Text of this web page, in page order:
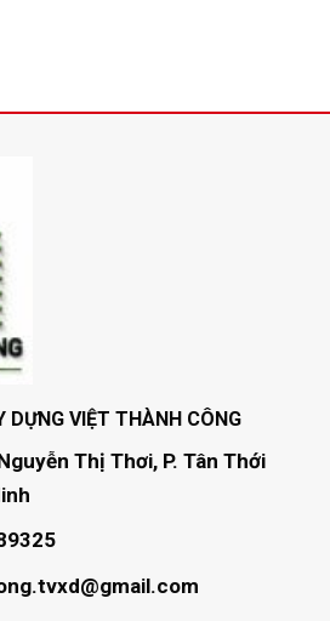
DỰNG VIỆT THÀNH CÔNG
Thị Thơi, P. Tân Thới